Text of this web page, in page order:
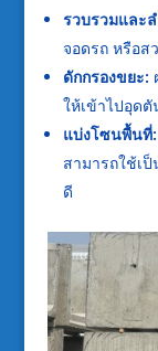
รวบรวมและ
จอดรถ หรือส
ดักกรองขยะ:
ให้เข้าไปอุด
แบ่งโซนพื้นที่:
สามารถใช้เ
ดี